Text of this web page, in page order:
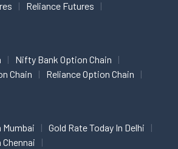
Reliance Futures
Nifty Bank Option Chain
Chain
Reliance Option Chain
Mumbai
Gold Rate Today In Delhi
Chennai